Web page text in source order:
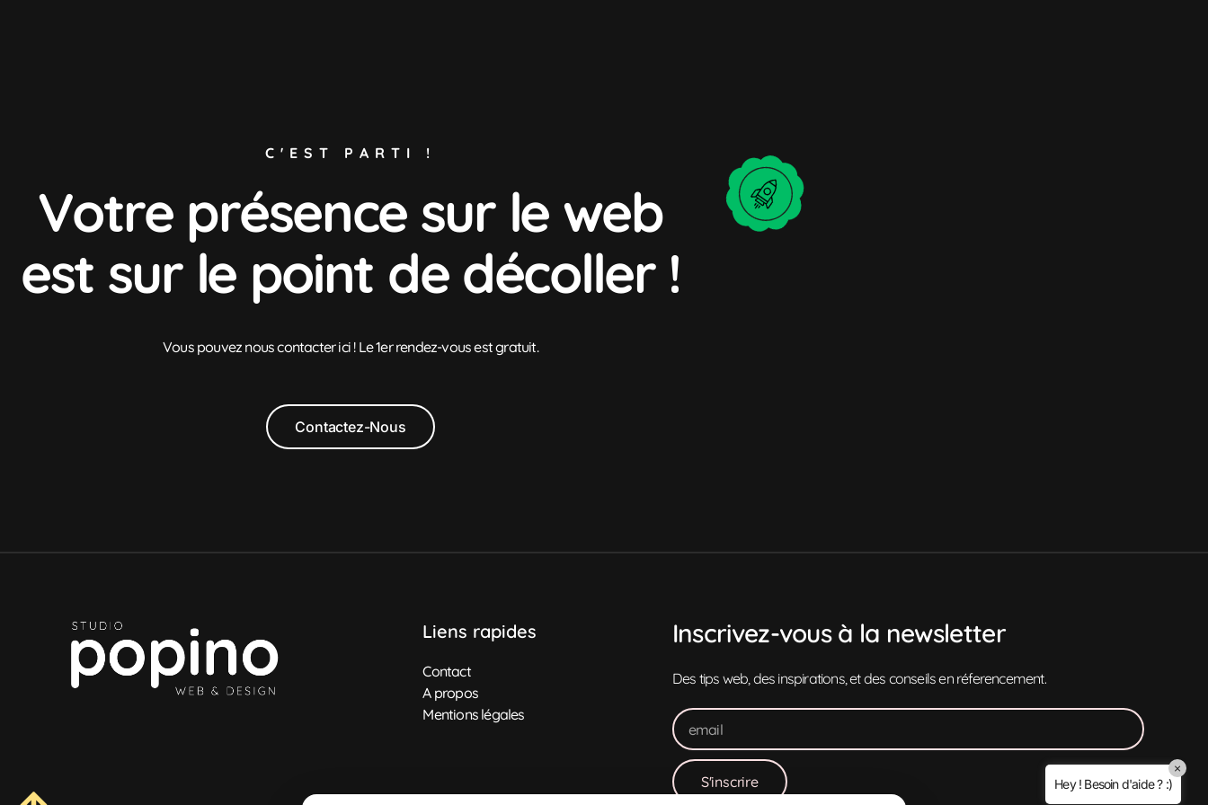
C'EST PARTI !
Votre présence sur le web
est sur le point de décoller !
Vous pouvez nous contacter ici ! Le 1er rendez-vous est gratuit.
Contactez-Nous
Liens rapides
Contact
A propos
Mentions légales
Inscrivez-vous à la newsletter
Des tips web, des inspirations, et des conseils en réferencement.
S'inscrire Vous pouvez me dire vos offres et tarifs ?
Hey ! Besoin d'aide ? :)
×